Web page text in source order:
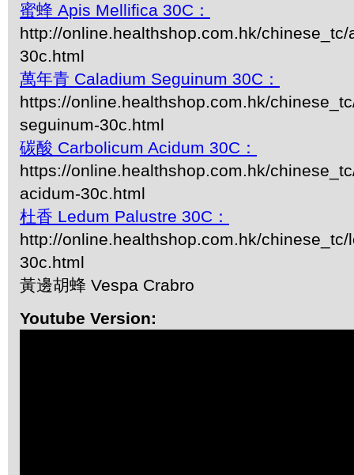
蜜蜂 Apis Mellifica 30C：
http://online.healthshop.com.hk/
30c.html
萬年青 Caladium Seguinum 30C：
https://online.healthshop.com.hk/
seguinum-30c.html
碳酸 Carbolicum Acidum 30C：
https://online.healthshop.com.hk/
acidum-30c.html
杜香 Ledum Palustre 30C：
http://online.healthshop.com.hk/
30c.html
黃邊胡蜂 Vespa Crabro
Youtube Version: